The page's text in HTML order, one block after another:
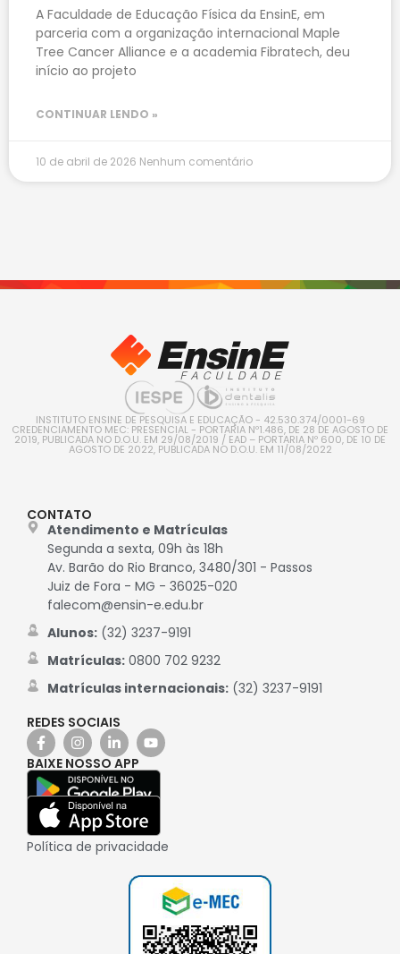
A Faculdade de Educação Física da EnsinE, em
parceria com a organização internacional Maple
Tree Cancer Alliance e a academia Fibratech, deu
início ao projeto
CONTINUAR LENDO »
10 de abril de 2026 Nenhum comentário
INSTITUTO ENSINE DE PESQUISA E EDUCAÇÃO - 42.530.374/0001-69
CREDENCIAMENTO MEC: PRESENCIAL - PORTARIA Nº1.486, DE 28 DE AGOSTO DE
2019, PUBLICADA NO D.O.U. EM 29/08/2019 / EAD – PORTARIA Nº 600, DE 10 DE
AGOSTO DE 2022, PUBLICADA NO D.O.U. EM 11/08/2022
CONTATO
Atendimento e Matrículas
Segunda a sexta, 09h às 18h
Av. Barão do Rio Branco, 3480/301 - Passos
Juiz de Fora - MG - 36025-020
falecom@ensin-e.edu.br
Alunos:(32) 3237-9191
Matrículas:0800 702 9232
Matrículas internacionais:(32) 3237-9191
REDES SOCIAIS
BAIXE NOSSO APP
Política de privacidade